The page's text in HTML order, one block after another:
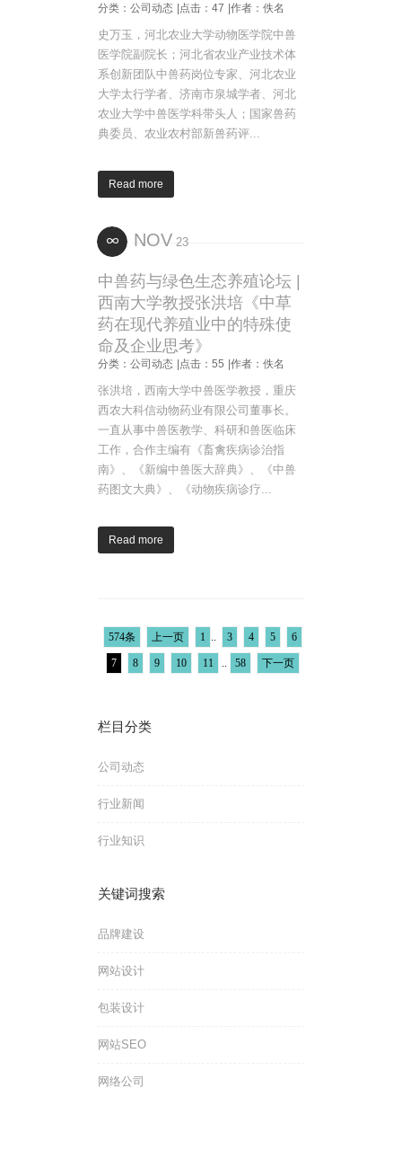
分类：公司动态 |点击：47 |作者：佚名
史万玉，河北农业大学动物医学院中兽
医学院副院长；河北省农业产业技术体
系创新团队中兽药岗位专家、河北农业
大学太行学者、济南市泉城学者、河北
农业大学中兽医学科带头人；国家兽药
典委员、农业农村部新兽药评...
Read more
NOV 23
中兽药与绿色生态养殖论坛 |
西南大学教授张洪培《中草
药在现代养殖业中的特殊使
命及企业思考》
分类：公司动态 |点击：55 |作者：佚名
张洪培，西南大学中兽医学教授，重庆
西农大科信动物药业有限公司董事长。
一直从事中兽医教学、科研和兽医临床
工作，合作主编有《畜禽疾病诊治指
南》、《新编中兽医大辞典》、《中兽
药图文大典》、《动物疾病诊疗...
Read more
574条 上一页 1 .. 3 4 5 6
7 8 9 10 11 .. 58 下一页
栏目分类
公司动态
行业新闻
行业知识
关键词搜索
品牌建设
网站设计
包装设计
网站SEO
网络公司